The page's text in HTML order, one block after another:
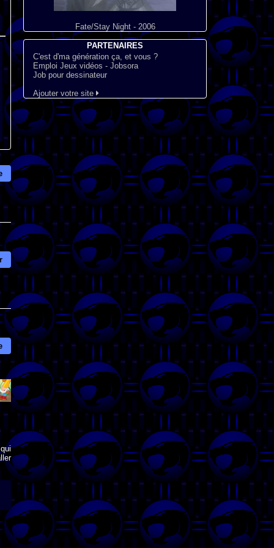
Fate/Stay Night - 2006
PARTENAIRES
C'est d'ma génération ça, et vous ?
Emploi Jeux vidéos - Jobsora
Job pour dessinateur
Ajouter votre site